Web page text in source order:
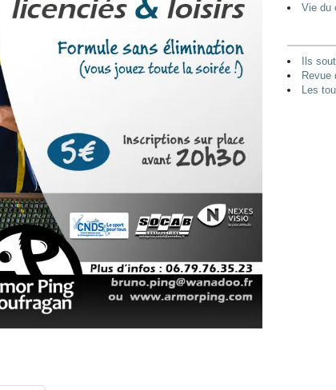
Vie du
Ils
Revue
Les